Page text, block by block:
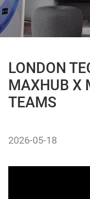
LONDON
MAXHUB X
TEAMS
2026-05-18